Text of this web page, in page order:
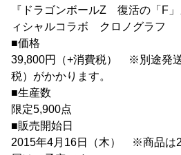
『ドラゴンボールZ 復活の「F
ィシャルコラボ クロノグラフ
■価格
39,800円（+消費税） ※別途発
税）がかかります。
■生産数
限定5,900点
■販売開始日
2015年4月16日（木） ※商品は